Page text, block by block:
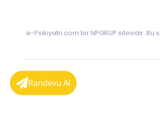
e-Psikiyatri.com bir NPGRUP sitesidir.
Randevu Al